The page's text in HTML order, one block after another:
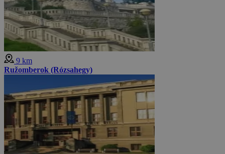
9 km
Ružomberok (Rózsahegy)